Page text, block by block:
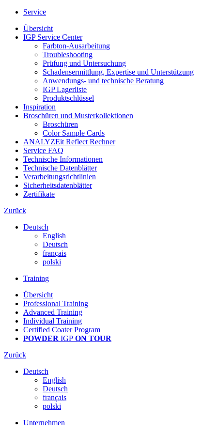
Service
Übersicht
IGP Service Center
Farbton-Ausarbeitung
Troubleshooting
Prüfung und Untersuchung
Schadensermittlung, Expertise und Unterstützung
Anwendungs- und technische Beratung
IGP Lagerliste
Produktschlüssel
Inspiration
Broschüren und Musterkollektionen
Broschüren
Color Sample Cards
ANALYZEit Reflect Rechner
Service FAQ
Technische Informationen
Technische Datenblätter
Verarbeitungsrichtlinien
Sicherheitsdatenblätter
Zertifikate
Zurück
Deutsch
English
Deutsch
français
polski
Training
Übersicht
Professional Training
Advanced Training
Individual Training
Certified Coater Program
POWDER IGP ON TOUR
Zurück
Deutsch
English
Deutsch
français
polski
Unternehmen